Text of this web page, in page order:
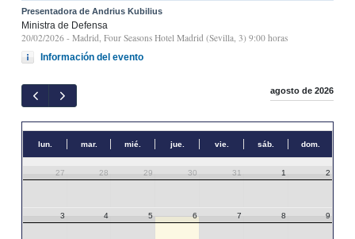
Presentadora de Andrius Kubilius
Ministra de Defensa
20/02/2026 - Madrid, Four Seasons Hotel Madrid (Sevilla, 3) 9:00 horas
Información del evento
agosto de 2026
lun. mar. mié. jue. vie. sáb. dom.
27 28 29 30 31 1 2
3 4 5 6 7 8 9